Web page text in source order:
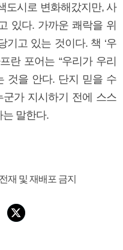
도시로 변화해갔지만, 사
있다. 가까운 쾌락을 위
기고 있는 것이다. 책 ‘우
란 포어는 “우리가 우리
것을 안다. 단지 믿을 수
군가 지시하기 전에 스스
는 말한다.
재 및 재배포 금지